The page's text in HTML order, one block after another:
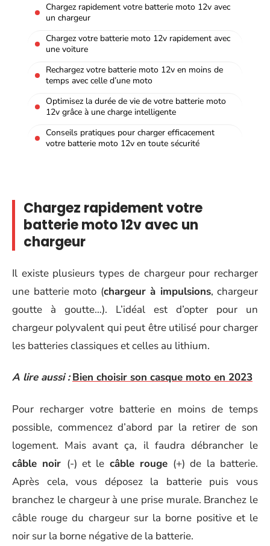
Chargez rapidement votre batterie moto 12v avec
un chargeur
Chargez votre batterie moto 12v rapidement avec
une voiture
Rechargez votre batterie moto 12v en moins de
temps avec celle d’une moto
Optimisez la durée de vie de votre batterie moto
12v grâce à une charge intelligente
Conseils pratiques pour charger efficacement
votre batterie moto 12v en toute sécurité
Chargez rapidement votre
batterie moto 12v avec un
chargeur
Il existe plusieurs types de chargeur pour recharger
une batterie moto (chargeur à impulsions, chargeur
goutte à goutte…). L’idéal est d’opter pour un
chargeur polyvalent qui peut être utilisé pour charger
les batteries classiques et celles au lithium.
A lire aussi : Bien choisir son casque moto en 2023
Pour recharger votre batterie en moins de temps
possible, commencez d’abord par la retirer de son
logement. Mais avant ça, il faudra débrancher le
câble noir (-) et le câble rouge (+) de la batterie.
Après cela, vous déposez la batterie puis vous
branchez le chargeur à une prise murale. Branchez le
câble rouge du chargeur sur la borne positive et le
noir sur la borne négative de la batterie.